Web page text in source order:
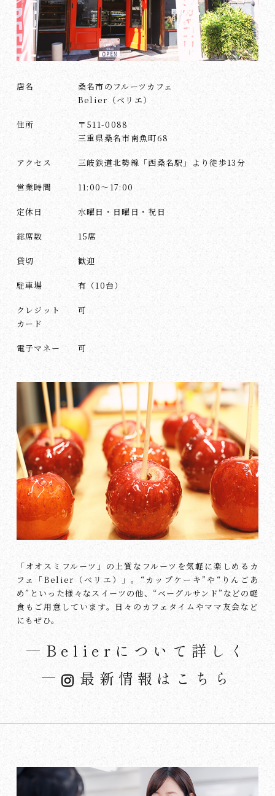
店名
桑名市のフルーツカフェ
Belier（ベリエ）
住所
〒511-0088
三重県桑名市南魚町68
アクセス 三岐鉄道北勢線「西桑名駅」より徒歩13分
営業時間 11:00～17:00
定休日 水曜日・日曜日・祝日
総席数 15席
貸切 歓迎
駐車場 有（10台）
クレジット
カード
可
電子マネー 可
「オオスミフルーツ」の上質なフルーツを気軽に楽しめるカ
フェ「Belier（ベリエ）」。“カップケーキ”や“りんごあ
め”といった様々なスイーツの他、“ベーグルサンド”などの軽
食もご用意しています。日々のカフェタイムやママ友会など
にもぜひ。
Belierについて詳しく
最新情報はこちら